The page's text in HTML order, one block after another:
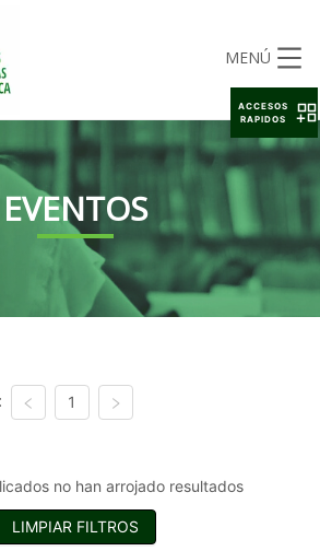
MENÚ
EVENTOS
1
no han arrojado resultados
LIMPIAR FILTROS
ACCESOS
RAPIDOS